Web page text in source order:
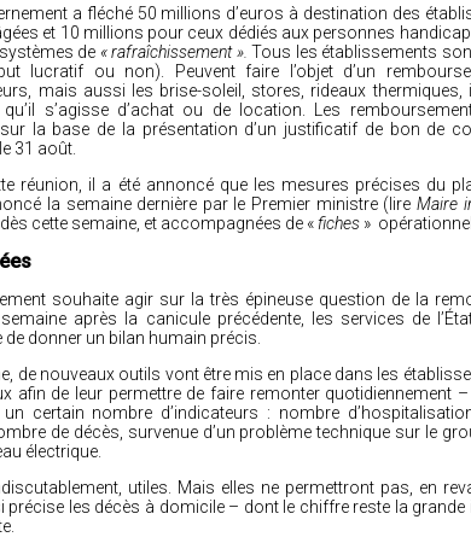
a fléché 50 millions d’euros à destination des
et 10 millions pour ceux dédiés aux personnes
de « rafraîchissement ». Tous les établissements
lucratif ou non). Peuvent faire l’objet d’un
mais aussi les brise-soleil, stores, rideaux thermiques,
s’agisse d’achat ou de location. Les
la base de la présentation d’un justificatif de bon de
31 août.
réunion, il a été annoncé que les mesures précises du
la semaine dernière par le Premier ministre (lireMaire
cette semaine, et accompagnées de «fiches »
souhaite agir sur la très épineuse question de la
après la canicule précédente, les services de
donner un bilan humain précis.
de nouveaux outils vont être mis en place dans les
afin de leur permettre de faire remonter quotidiennement –
certain nombre d’indicateurs : nombre
de décès, survenue d’un problème technique sur le
électrique.
utiles. Mais elles ne permettront pas, en
les décès à domicile – dont le chiffre reste la grande